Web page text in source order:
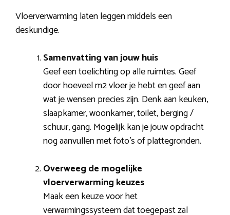
Vloerverwarming laten leggen middels een
deskundige.
Samenvatting van jouw huis
Geef een toelichting op alle ruimtes. Geef
door hoeveel m2 vloer je hebt en geef aan
wat je wensen precies zijn. Denk aan keuken,
slaapkamer, woonkamer, toilet, berging /
schuur, gang. Mogelijk kan je jouw opdracht
nog aanvullen met foto’s of plattegronden.
Overweeg de mogelijke
vloerverwarming keuzes
Maak een keuze voor het
verwarmingssysteem dat toegepast zal